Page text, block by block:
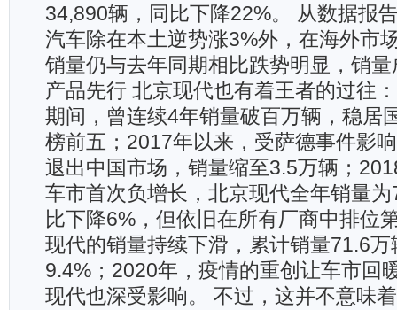
34,890辆，同比下降22%。 从数据报
汽车除在本土逆势涨3%外，在海外市
销量仍与去年同期相比跌势明显，销
产品先行 北京现代也有着王者的过往
期间，曾连续4年销量破百万辆，稳居
榜前五；2017年以来，受萨德事件影
退出中国市场，销量缩至3.5万辆；
车市首次负增长，北京现代全年销量
比下降6%，但依旧在所有厂商中排位
现代的销量持续下滑，累计销量71.6
9.4%；2020年，疫情的重创让车市回
现代也深受影响。 不过，这并不意味